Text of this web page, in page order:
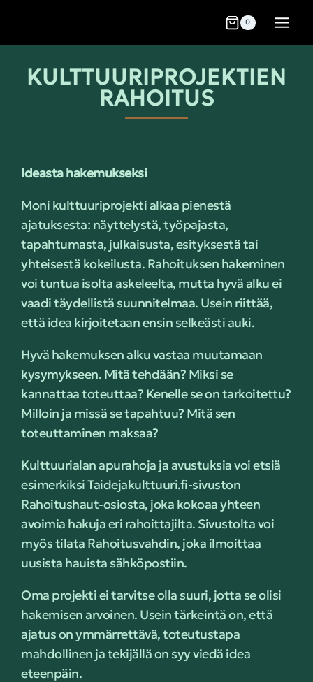
0
KULTTUURIPROJEKTIEN
RAHOITUS
Ideasta hakemukseksi
Moni kulttuuriprojekti alkaa pienestä
ajatuksesta: näyttelystä, työpajasta,
tapahtumasta, julkaisusta, esityksestä tai
yhteisestä kokeilusta. Rahoituksen hakeminen
voi tuntua isolta askeleelta, mutta hyvä alku ei
vaadi täydellistä suunnitelmaa. Usein riittää,
että idea kirjoitetaan ensin selkeästi auki.
Hyvä hakemuksen alku vastaa muutamaan
kysymykseen. Mitä tehdään? Miksi se
kannattaa toteuttaa? Kenelle se on tarkoitettu?
Milloin ja missä se tapahtuu? Mitä sen
toteuttaminen maksaa?
Kulttuurialan apurahoja ja avustuksia voi etsiä
esimerkiksi Taidejakulttuuri.fi-sivuston
Rahoitushaut-osiosta, joka kokoaa yhteen
avoimia hakuja eri rahoittajilta. Sivustolta voi
myös tilata Rahoitusvahdin, joka ilmoittaa
uusista hauista sähköpostiin.
Oma projekti ei tarvitse olla suuri, jotta se olisi
hakemisen arvoinen. Usein tärkeintä on, että
ajatus on ymmärrettävä, toteutustapa
mahdollinen ja tekijällä on syy viedä idea
eteenpäin.